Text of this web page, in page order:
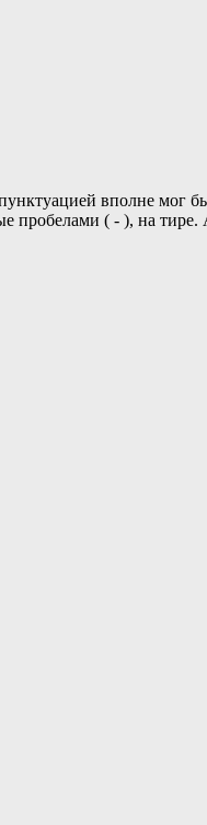
вполне мог
пробелами ( - ), на